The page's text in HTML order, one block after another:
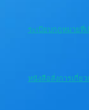
ระเบียบกฎหมายที่
หนังสือสั่งการเกี่ย